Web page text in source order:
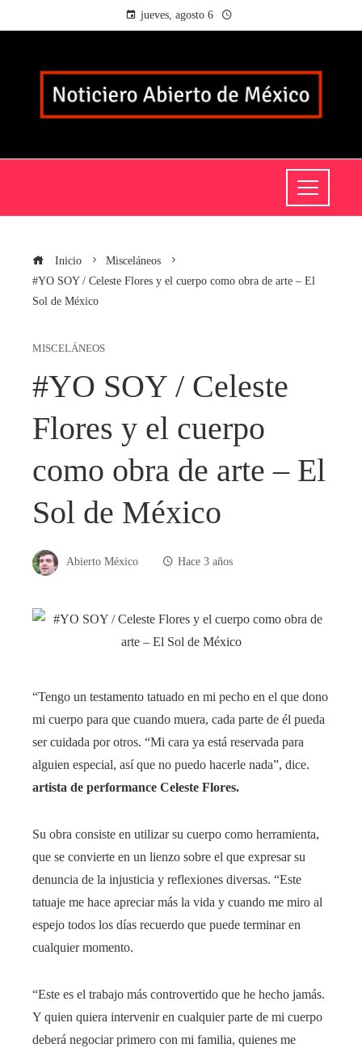
jueves, agosto 6
Inicio
Misceláneos
#YO SOY / Celeste Flores y el cuerpo como obra de arte – El
Sol de México
MISCELÁNEOS
#YO SOY / Celeste
Flores y el cuerpo
como obra de arte – El
Sol de México
Abierto México Hace 3 años
“Tengo un testamento tatuado en mi pecho en el que dono
mi cuerpo para que cuando muera, cada parte de él pueda
ser cuidada por otros. “Mi cara ya está reservada para
alguien especial, así que no puedo hacerle nada”, dice.
artista de performance Celeste Flores.
Su obra consiste en utilizar su cuerpo como herramienta,
que se convierte en un lienzo sobre el que expresar su
denuncia de la injusticia y reflexiones diversas. “Este
tatuaje me hace apreciar más la vida y cuando me miro al
espejo todos los días recuerdo que puede terminar en
cualquier momento.
“Este es el trabajo más controvertido que he hecho jamás.
Y quien quiera intervenir en cualquier parte de mi cuerpo
deberá negociar primero con mi familia, quienes me